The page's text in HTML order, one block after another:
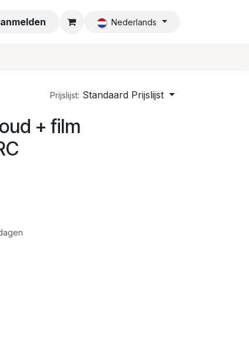
Nederlands
Prijslijst: Standaard Prijslijst
+ film